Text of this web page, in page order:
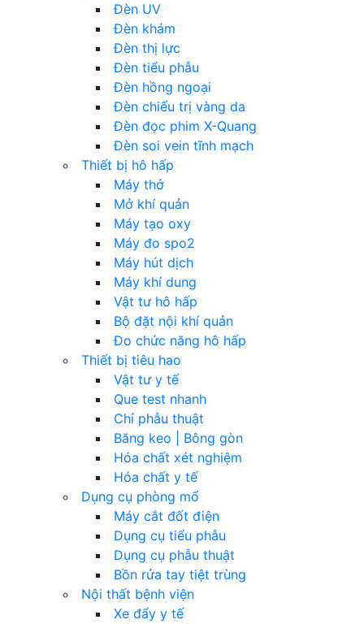
Đèn UV
Đèn khám
Đèn thị lực
Đèn tiểu phẫu
Đèn hồng ngoại
Đèn chiếu trị vàng da
Đèn đọc phim X-Quang
Đèn soi vein tĩnh mạch
Thiết bị hô hấp
Máy thở
Mở khí quản
Máy tạo oxy
Máy đo spo2
Máy hút dịch
Máy khí dung
Vật tư hô hấp
Bộ đặt nội khí quản
Đo chức năng hô hấp
Thiết bị tiêu hao
Vật tư y tế
Que test nhanh
Chỉ phẫu thuật
Băng keo | Bông gòn
Hóa chất xét nghiệm
Hóa chất y tế
Dụng cụ phòng mổ
Máy cắt đốt điện
Dụng cụ tiểu phẫu
Dụng cụ phẫu thuật
Bồn rửa tay tiệt trùng
Nội thất bệnh viện
Xe đẩy y tế